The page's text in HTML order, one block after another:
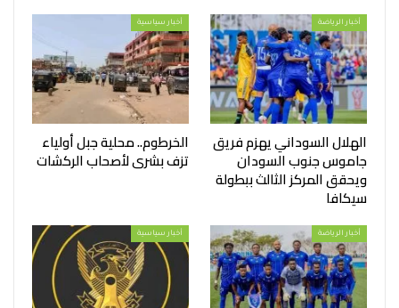
أخبار الرياضة
الهلال السوداني يهزم فريق
جاموس جنوب السودان
ويحقق المركز الثالث ببطولة
سيكافا
أخبار سياسية
الخرطوم.. محلية جبل أولياء
تزف بشرى لأصحاب الركشات
أخبار الرياضة أخبار سياسية